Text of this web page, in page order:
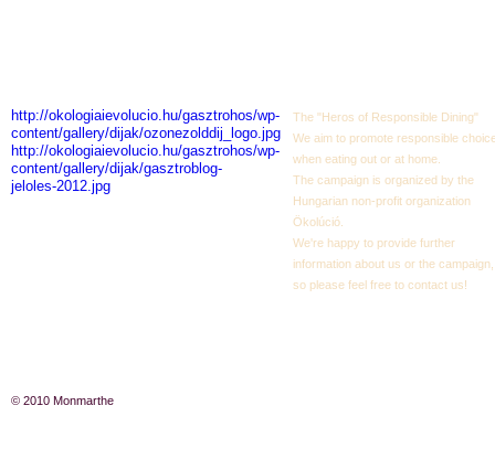
http://okologiaievolucio.hu/gasztrohos/wp-
content/gallery/dijak/ozonezolddij_logo.jpg
http://okologiaievolucio.hu/gasztrohos/wp-
content/gallery/dijak/gasztroblog-
jeloles-2012.jpg
The "Heros of Responsible Dining"
We aim to promote responsible
when eating out or at home.
The campaign is organized by the
Hungarian non-profit organization
Ökolúció.
We're happy to provide further
information about us or the campaign,
so please feel free to contact us!
© 2010 Monmarthe